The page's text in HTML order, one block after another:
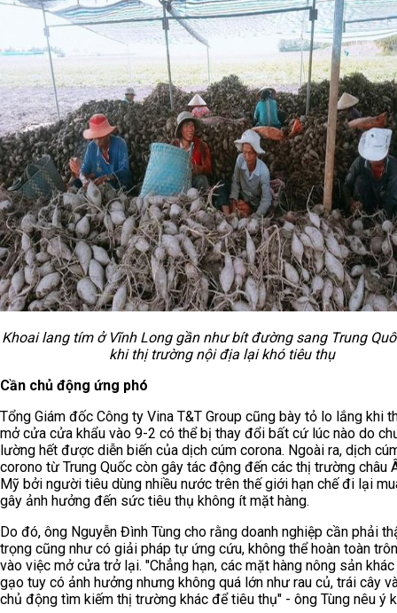
Khoai lang tím ở Vĩnh Long gần như bít đường sang Trung
khi thị trường nội địa lại khó tiêu thụ
Cần chủ động ứng phó
Tổng Giám đốc Công ty Vina T&T Group cũng bày tỏ lo lắng khi
mở cửa cửa khẩu vào 9-2 có thể bị thay đổi bất cứ lúc nào do
lường hết được diễn biến của dịch cúm corona. Ngoài ra, dịch
corono từ Trung Quốc còn gây tác động đến các thị trường châu
Mỹ bởi người tiêu dùng nhiều nước trên thế giới hạn chế đi lại
gây ảnh hưởng đến sức tiêu thụ không ít mặt hàng.
Do đó, ông Nguyễn Đình Tùng cho rằng doanh nghiệp cần phải
trọng cũng như có giải pháp tự ứng cứu, không thể hoàn toàn
vào việc mở cửa trở lại. "Chẳng hạn, các mặt hàng nông sản
gạo tuy có ảnh hưởng nhưng không quá lớn như rau củ, trái cây
chủ động tìm kiếm thị trường khác để tiêu thụ" - ông Tùng nêu ý